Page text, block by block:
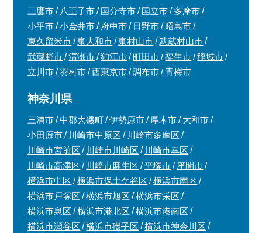
三鷹市 八王子市 国分寺市 国立市
多摩市
小平市
小金井市 府中市 日野市
昭島市
東久留米市
東大和市 東村山市
武蔵村山市
武蔵野市
清瀬市 狛江市 町田市 福生市
稲城市
立川市
羽村市 西東京市 調布市 青梅市
神奈川県
三浦市 中郡大磯町 伊勢原市 厚木市
大和市
小田原市
川崎市中原区
川崎市多摩区
川崎市宮前区
川崎市川崎区
川崎市幸区
川崎市高津区
川崎市麻生区 平塚市
座間市
横浜市中区
横浜市保土ケ谷区
横浜市南区
横浜市戸塚区
横浜市旭区
横浜市栄区
横浜市泉区
横浜市港北区
横浜市港南区
横浜市瀬谷区
横浜市磯子区
横浜市神奈川区